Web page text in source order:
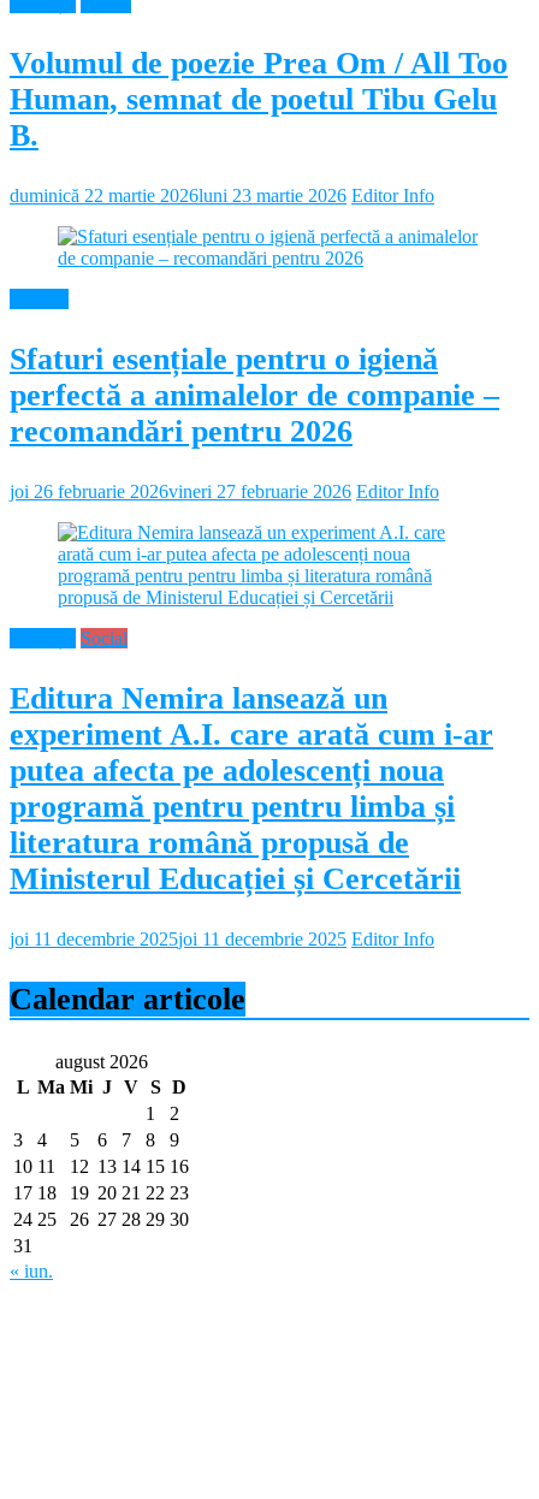
Volumul de poezie Prea Om / All Too
Human, semnat de poetul Tibu Gelu
B.
duminică 22 martie 2026luni 23 martie 2026 Editor Info
Sfaturi esențiale pentru o igienă
perfectă a animalelor de companie –
recomandări pentru 2026
joi 26 februarie 2026vineri 27 februarie 2026 Editor Info
Social
Editura Nemira lansează un
experiment A.I. care arată cum i-ar
putea afecta pe adolescenți noua
programă pentru pentru limba și
literatura română propusă de
Ministerul Educației și Cercetării
joi 11 decembrie 2025joi 11 decembrie 2025 Editor Info
Calendar articole
august 2026
L Ma Mi J V S D
1
2
3
4 5 6 7 8
9
10 11 12 13 14 15 16
17 18 19 20 21 22 23
24 25 26 27 28 29 30
31
« iun.